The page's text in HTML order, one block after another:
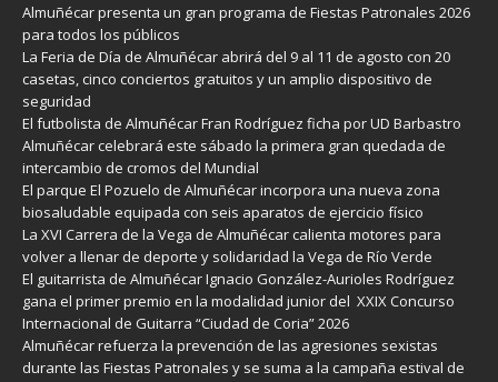
Almuñécar presenta un gran programa de Fiestas Patronales 2026
para todos los públicos
La Feria de Día de Almuñécar abrirá del 9 al 11 de agosto con 20
casetas, cinco conciertos gratuitos y un amplio dispositivo de
seguridad
El futbolista de Almuñécar Fran Rodríguez ficha por UD Barbastro
Almuñécar celebrará este sábado la primera gran quedada de
intercambio de cromos del Mundial
El parque El Pozuelo de Almuñécar incorpora una nueva zona
biosaludable equipada con seis aparatos de ejercicio físico
La XVI Carrera de la Vega de Almuñécar calienta motores para
volver a llenar de deporte y solidaridad la Vega de Río Verde
El guitarrista de Almuñécar Ignacio González-Aurioles Rodríguez
gana el primer premio en la modalidad junior del XXIX Concurso
Internacional de Guitarra “Ciudad de Coria” 2026
Almuñécar refuerza la prevención de las agresiones sexistas
durante las Fiestas Patronales y se suma a la campaña estival de